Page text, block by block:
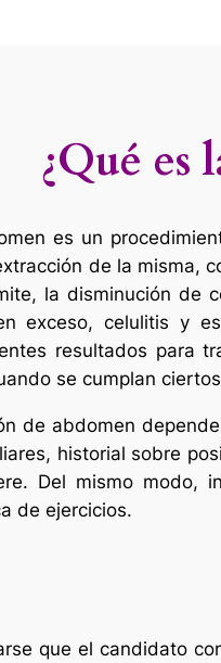
¿Qué es
es un
de la misma,
la disminución de
exceso, celulitis y
resultados para
se cumplan
de abdomen
historial sobre
Del mismo modo,
de ejercicios.
que el candidato